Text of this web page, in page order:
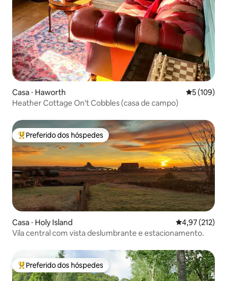
Casa ⋅ Haworth 5 de uma
5 (109)
Heather Cottage On't Cobbles (casa de campo)
Entre os melhores preferidos dos hóspedes
Preferido dos hóspedes
Casa ⋅ Holy Island 4,97 de uma
4,97 (212)
Vila central com vista deslumbrante e estacionamento.
Entre os melhores preferidos dos hóspedes
Preferido dos hóspedes